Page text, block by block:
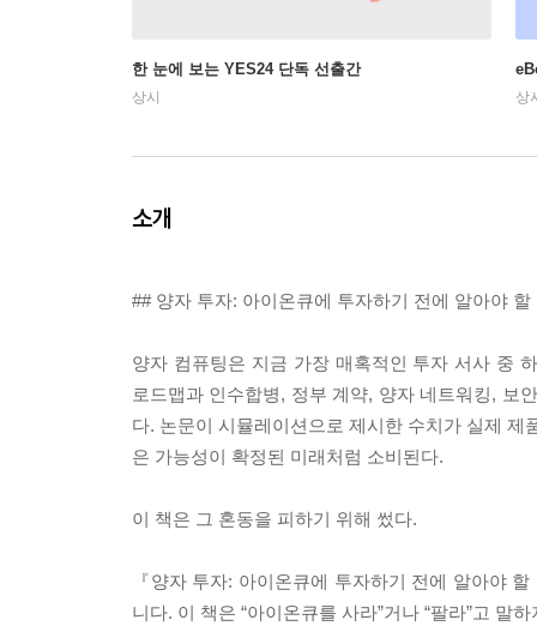
한 눈에 보는 YES24 단독 선출간
상시 상
소개
## 양자 투자: 아이온큐에 투자하기 전에 알아야 할
양자 컴퓨팅은 지금 가장 매혹적인 투자 서사 중
로드맵과 인수합병, 정부 계약, 양자 네트워킹, 보
다. 논문이 시뮬레이션으로 제시한 수치가 실제
은 가능성이 확정된 미래처럼 소비된다.
이 책은 그 혼동을 피하기 위해 썼다.
『양자 투자: 아이온큐에 투자하기 전에 알아야
니다. 이 책은 “아이온큐를 사라”거나 “팔라”고 말